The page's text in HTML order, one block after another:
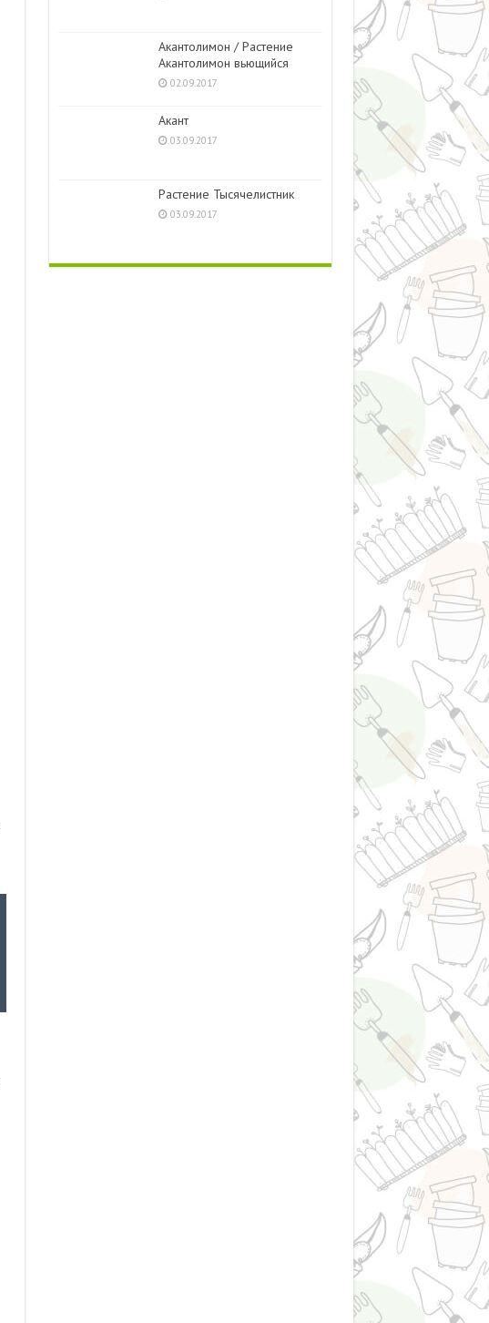
Акантолимон / Растение
Акантолимон вьющийся
02.09.2017
Акант
03.09.2017
Растение Тысячелистник
03.09.2017